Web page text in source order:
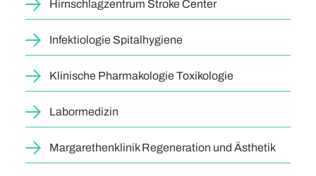
Hirnschlagzentrum Stroke Center
Infektiologie Spitalhygiene
Klinische Pharmakologie Toxikologie
Labormedizin
Margarethenklinik Regeneration und Ästhetik